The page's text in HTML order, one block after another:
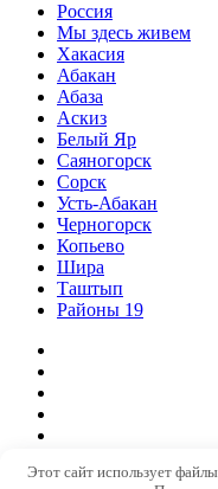
Россия
Мы здесь живем
Хакасия
Абакан
Абаза
Аскиз
Белый Яр
Саяногорск
Сорск
Усть-Абакан
Черногорск
Копьево
Шира
Таштып
Районы 19
Copyright © 2023 - 2026
Этот сайт использует